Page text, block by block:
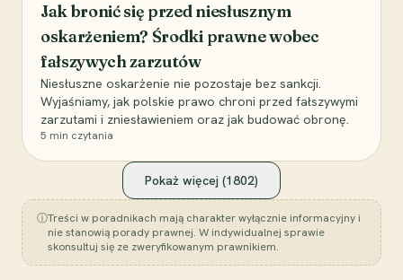
Jak bronić się przed niesłusznym
oskarżeniem? Środki prawne wobec
fałszywych zarzutów
Niesłuszne oskarżenie nie pozostaje bez sankcji.
Wyjaśniamy, jak polskie prawo chroni przed fałszywymi
zarzutami i zniesławieniem oraz jak budować obronę.
5 min czytania
Pokaż więcej (1802)
ⓘTreści w poradnikach mają charakter wyłącznie informacyjny i
nie stanowią porady prawnej. W indywidualnej sprawie
skonsultuj się ze zweryfikowanym prawnikiem.